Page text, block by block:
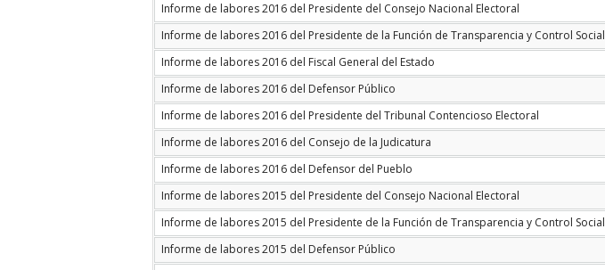
Informe de labores 2016 del Presidente del Consejo Nacional Electoral
Informe de labores 2016 del Presidente de la Función de Transparencia y Control Social
Informe de labores 2016 del Fiscal General del Estado
Informe de labores 2016 del Defensor Público
Informe de labores 2016 del Presidente del Tribunal Contencioso Electoral
Informe de labores 2016 del Consejo de la Judicatura
Informe de labores 2016 del Defensor del Pueblo
Informe de labores 2015 del Presidente del Consejo Nacional Electoral
Informe de labores 2015 del Presidente de la Función de Transparencia y Control Social
Informe de labores 2015 del Defensor Público